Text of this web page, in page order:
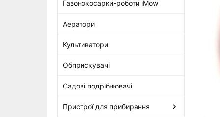
Газонокосарки-роботи iMow
Аератори
Культиватори
Обприскувачі
Садові подрібнювачі
Пристрої для прибирання
Підшипник колінвала 6201
450 (9503-003-0242)